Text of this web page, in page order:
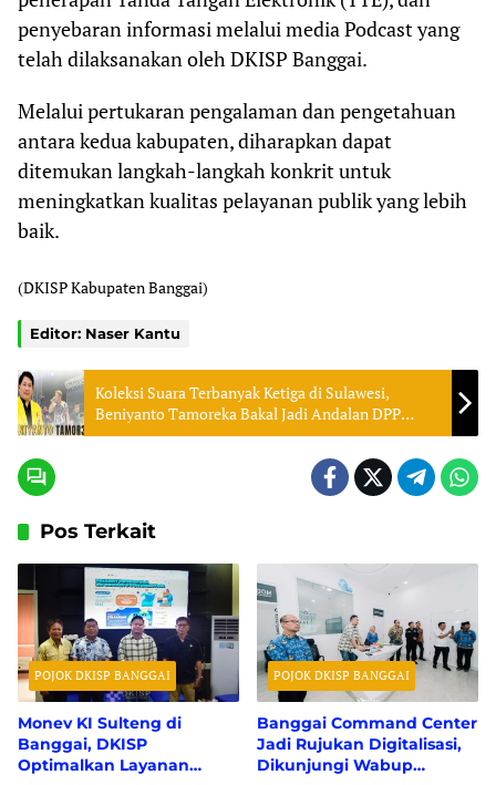
penyebaran informasi melalui media Podcast yang
telah dilaksanakan oleh DKISP Banggai.
Melalui pertukaran pengalaman dan pengetahuan
antara kedua kabupaten, diharapkan dapat
ditemukan langkah-langkah konkrit untuk
meningkatkan kualitas pelayanan publik yang lebih
baik.
(DKISP Kabupaten Banggai)
Editor: Naser Kantu
Koleksi Suara Terbanyak Ketiga di Sulawesi,
Beniyanto Tamoreka Bakal Jadi Andalan DPP
Partai Golkar
Pos Terkait
POJOK DKISP BANGGAI
Monev KI Sulteng di
Banggai, DKISP
Optimalkan Layanan
POJOK DKISP BANGGAI
Banggai Command Center
Jadi Rujukan Digitalisasi,
Dikunjungi Wabup